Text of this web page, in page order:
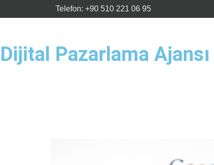
Telefon: +90 510 221 06 95
Dijital Pazarlama Ajansı